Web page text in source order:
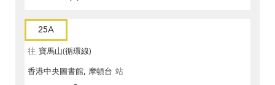
25A
往 寶馬山(循環線)
香港中央圖書館, 摩頓台 站